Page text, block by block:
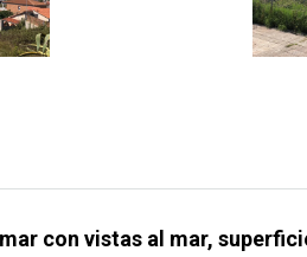
con vistas al mar,